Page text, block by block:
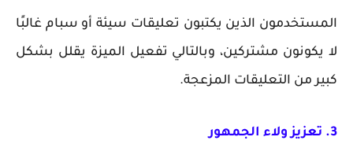
المستخدمون الذين يكتبون تعليقات سيئة أو سبام غالبًا
لا يكونون مشتركين، وبالتالي تفعيل الميزة يقلل بشكل
كبير من التعليقات المزعجة.
3. تعزيز ولاء الجمهور